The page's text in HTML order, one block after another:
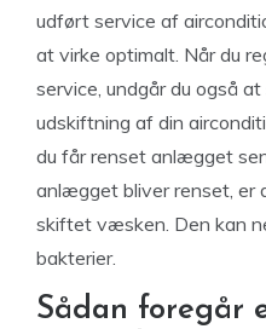
udført service af
at virke optimalt. Når du
service, undgår du også
udskiftning af din
du får renset anlægget
anlægget bliver renset, er
skiftet væsken. Den kan
bakterier.
Sådan foregår